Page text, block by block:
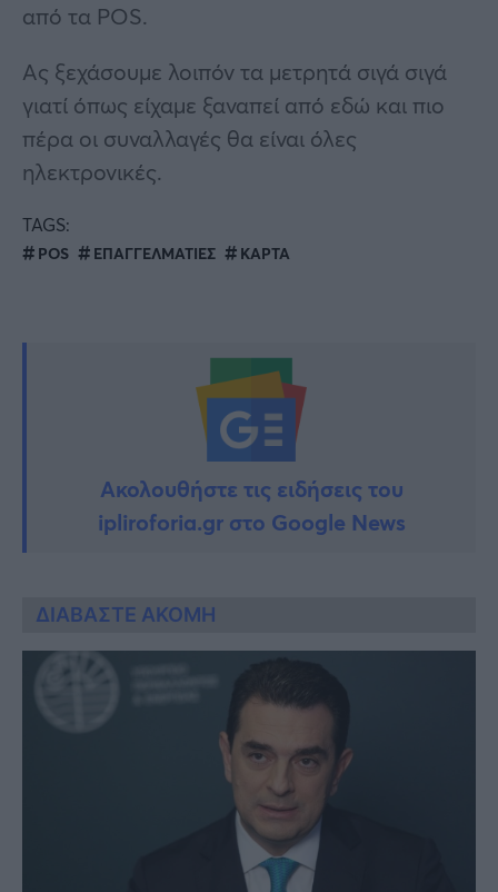
από τα POS.
Ας ξεχάσουμε λοιπόν τα μετρητά σιγά σιγά
γιατί όπως είχαμε ξαναπεί από εδώ και πιο
πέρα οι συναλλαγές θα είναι όλες
ηλεκτρονικές.
TAGS:
POS ΕΠΑΓΓΕΛΜΑΤΙΕΣ ΚΑΡΤΑ
Ακολουθήστε τις ειδήσεις του
ipliroforia.gr στο Google News
ΔΙΑΒΑΣΤΕ ΑΚΟΜΗ